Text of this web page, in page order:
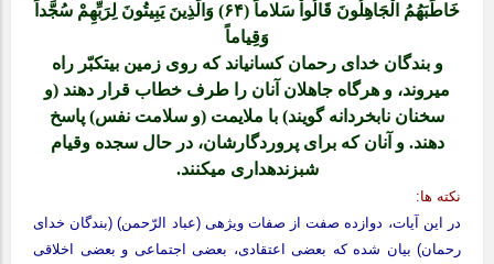
خَاطَبَهُمُ الْجَاهِلُونَ قَالُواْ سَلاماً (۶۴) وَالَّذِینَ یَبِیتُونَ لِرَبِّهِمْ سُجَّداً
وَقِیاماً
و بندگان خدای رحمان کسانی‏اند که روی زمین بی‏تکبّر راه
می‏روند، و هرگاه جاهلان آنان را طرف خطاب قرار دهند (و
سخنان نابخردانه گویند) با ملایمت (و سلامت نفس) پاسخ
دهند. و آنان که برای پروردگارشان، در حال سجده وقیام
شب‏زنده‏داری می‏کنند.
نکته‏ ها:
در این آیات، دوازده صفت از صفات ویژه‏ی (عباد الرّحمن) (بندگان خدای
رحمان) بیان شده که بعضی اعتقادی، بعضی اجتماعی و بعضی اخلاقی